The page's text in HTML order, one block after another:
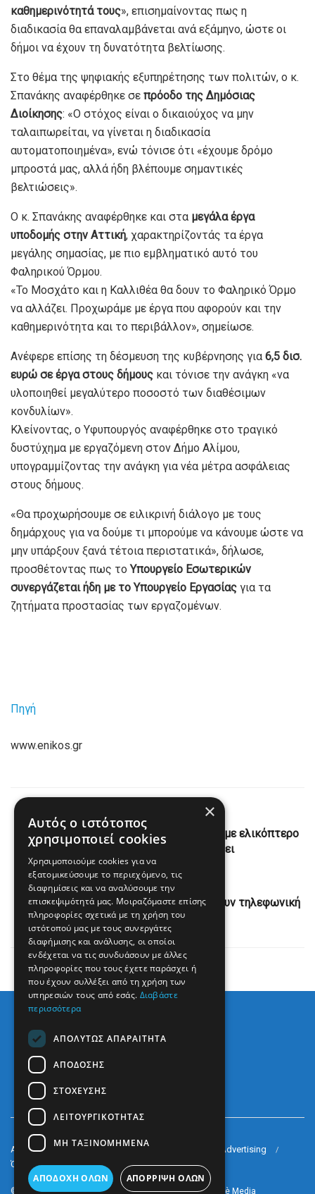
καθημερινότητά τους», επισημαίνοντας πως η
διαδικασία θα επαναλαμβάνεται ανά εξάμηνο, ώστε οι
δήμοι να έχουν τη δυνατότητα βελτίωσης.
Στο θέμα της ψηφιακής εξυπηρέτησης των πολιτών, ο κ.
Σπανάκης αναφέρθηκε σε πρόοδο της Δημόσιας
Διοίκησης: «Ο στόχος είναι ο δικαιούχος να μην
ταλαιπωρείται, να γίνεται η διαδικασία
αυτοματοποιημένα», ενώ τόνισε ότι «έχουμε δρόμο
μπροστά μας, αλλά ήδη βλέπουμε σημαντικές
βελτιώσεις».
Ο κ. Σπανάκης αναφέρθηκε και στα μεγάλα έργα
υποδομής στην Αττική, χαρακτηρίζοντάς τα έργα
μεγάλης σημασίας, με πιο εμβληματικό αυτό του
Φαληρικού Όρμου.
«Το Μοσχάτο και η Καλλιθέα θα δουν το Φαληρικό Όρμο
να αλλάζει. Προχωράμε με έργα που αφορούν και την
καθημερινότητα και το περιβάλλον», σημείωσε.
Ανέφερε επίσης τη δέσμευση της κυβέρνησης για 6,5 δισ.
ευρώ σε έργα στους δήμους και τόνισε την ανάγκη «να
υλοποιηθεί μεγαλύτερο ποσοστό των διαθέσιμων
κονδυλίων».
Κλείνοντας, ο Υφυπουργός αναφέρθηκε στο τραγικό
δυστύχημα με εργαζόμενη στον Δήμο Αλίμου,
υπογραμμίζοντας την ανάγκη για νέα μέτρα ασφάλειας
στους δήμους.
«Θα προχωρήσουμε σε ειλικρινή διάλογο με τους
δημάρχους για να δούμε τι μπορούμε να κάνουμε ώστε να
μην υπάρξουν ξανά τέτοια περιστατικά», δήλωσε,
προσθέτοντας πως τοΥπουργείο Εσωτερικών
συνεργάζεται ήδη με το Υπουργείο Εργασίας για τα
ζητήματα προστασίας των εργαζομένων.
Πηγή
www.enikos.gr
Τενεσί: Θεαματική επιχείρηση διάσωσης με ελικόπτερο
για ζέβρα που είχε αποδράσει
Next Post
Τραμπ και Νετανιάχου αναμένεται να έχουν τηλεφωνική
επικοινωνία
Arkè Media Group Radio Preveza 93
Arkè Advertising
Όροι και Προϋποθέσεις
Επικοινωνία
© 2022PrevezapostInspired byArkè AdvPartner of Arkè Media
×
Αυτός ο ιστότοπος
χρησιμοποιεί cookies
Χρησιμοποιούμε cookies για να
εξατομικεύσουμε το περιεχόμενο, τις
διαφημίσεις και να αναλύσουμε την
επισκεψιμότητά μας. Μοιραζόμαστε επίσης
πληροφορίες σχετικά με τη χρήση του
ιστότοπού μας με τους συνεργάτες
διαφήμισης και ανάλυσης, οι οποίοι
ενδέχεται να τις συνδυάσουν με άλλες
πληροφορίες που τους έχετε παράσχει ή
που έχουν συλλέξει από τη χρήση των
υπηρεσιών τους από εσάς. Διαβάστε
περισσότερα
ΑΠΟΛΎΤΩΣ ΑΠΑΡΑΊΤΗΤΑ
ΑΠΌΔΟΣΗΣ
ΣΤΌΧΕΥΣΗΣ
ΛΕΙΤΟΥΡΓΙΚΌΤΗΤΑΣ
ΜΗ ΤΑΞΙΝΟΜΗΜΈΝΑ
ΑΠΟΔΟΧΉ ΌΛΩΝ ΑΠΌΡΡΙΨΗ ΌΛΩΝ